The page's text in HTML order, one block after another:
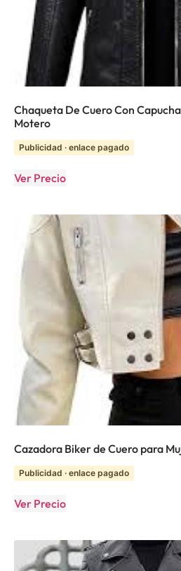
Chaqueta De Cuero Con
Motero
Publicidad · enlace pagado
Ver Precio
Cazadora Biker de Cuero para
Publicidad · enlace pagado
Ver Precio